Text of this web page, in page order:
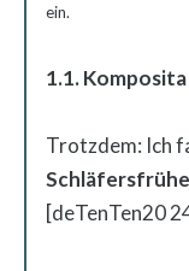
ein.
1.1.
Trotzdem: Ich
Schläfersfrühe
[deTenTen20